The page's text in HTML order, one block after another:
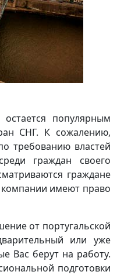
популярным
СНГ. К сожалению,
требованию властей
граждан своего
граждане
компании имеют право
от португальской
или уже
Вас берут на работу.
подготовки